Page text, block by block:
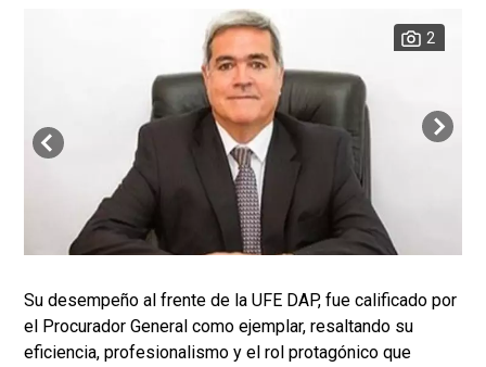
2
Su desempeño al frente de la UFE DAP, fue calificado por
el Procurador General como ejemplar, resaltando su
eficiencia, profesionalismo y el rol protagónico que